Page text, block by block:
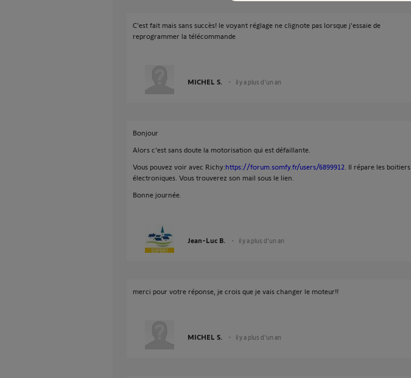
C'est fait mais sans succès! le voyant réglage ne clignote pas lorsque j'essaie de
reprogrammer la télécommande
MICHEL S. il y a plus d'un an
Bonjour
Alors c'est sans doute la motorisation qui est défaillante.
Vous pouvez voir avec Richy:https://forum.somfy.fr/users/6899912 . Il répare les boitiers
électroniques. Vous trouverez son mail sous le lien.
Bonne journée.
Jean-Luc B. il y a plus d'un an
merci pour votre réponse, je crois que je vais changer le moteur!!
MICHEL S. il y a plus d'un an